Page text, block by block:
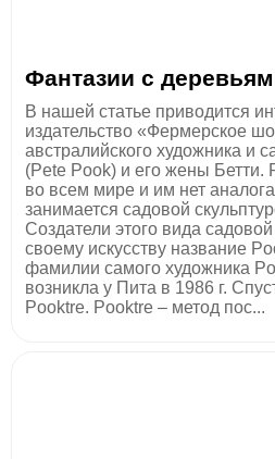
Фантазии с
В нашей статье приводится
издательство «Фермерское
австралийского художника и
(Pete Pook) и его жены Бетти.
во всем мире и им нет
занимается садовой
Создатели этого вида
своему искусству название
фамилии самого художника
возникла у Пита в 1986 г.
Pooktre. Pooktre – метод пос...